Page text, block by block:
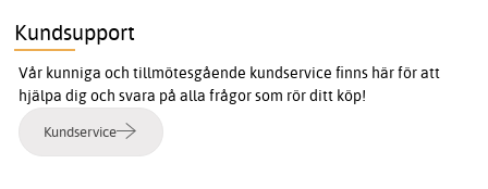
Kundsupport
Vår kunniga och tillmötesgående kundservice finns här för att
hjälpa dig och svara på alla frågor som rör ditt köp!
Kundservice